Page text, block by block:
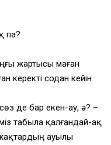
па?
жартысы маған
керекті содан кейін
де бар екен-ау, ә? –
табыла қалғандай-ақ
ауылы